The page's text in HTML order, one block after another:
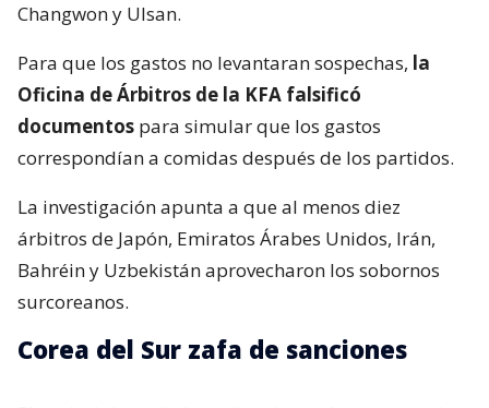
Changwon y Ulsan.
Para que los gastos no levantaran sospechas, la
Oficina de Árbitros de la KFA falsificó
documentos para simular que los gastos
correspondían a comidas después de los partidos.
La investigación apunta a que al menos diez
árbitros de Japón, Emiratos Árabes Unidos, Irán,
Bahréin y Uzbekistán aprovecharon los sobornos
surcoreanos.
Corea del Sur zafa de sanciones